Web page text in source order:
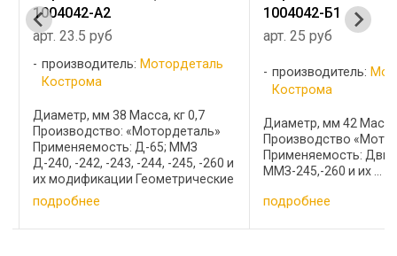
1004042-Б1
арт. 25 руб
производитель:Мотордеталь
Кострома
Диаметр, мм 42 Масса, кг 0,8
Производство «Мотордеталь»
Применяемость: Двигатели
ММЗ-245,-260 и их ...
подробнее
Д37М-1004042 (Д-
арт. 36 руб
производитель:
Кострома
Диаметр 35 мм
Двигатели: Д-120, Д-
Д-144, Д-145Т, Д-21, ...
подробнее